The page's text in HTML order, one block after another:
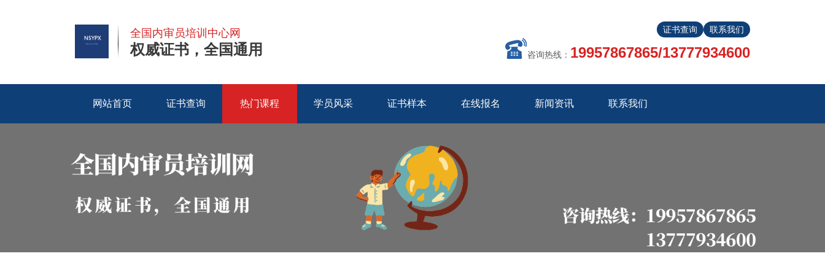
全国内审员培训中心网
权威证书，全国通用
证书查询 联系我们
咨询热线： 19957867865/13777934600
网站首页 证书查询 热门课程 学员风采 证书样本 在线报名 新闻资讯 联系我们